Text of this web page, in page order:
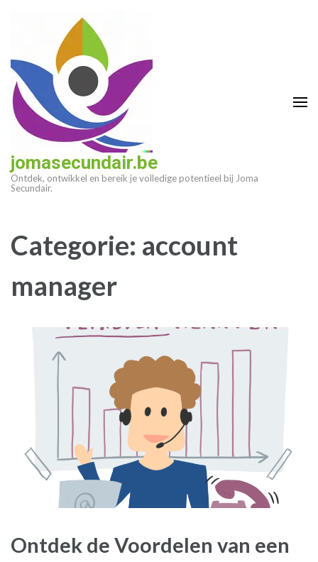
(druk
enter)
jomasecundair.be
Ontdek, ontwikkel en bereik je volledige potentieel bij Joma
Secundair.
Categorie: account
manager
Ontdek de Voordelen van een